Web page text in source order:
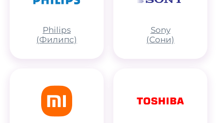
Philips
(Филипс)
Sony
(Сони)